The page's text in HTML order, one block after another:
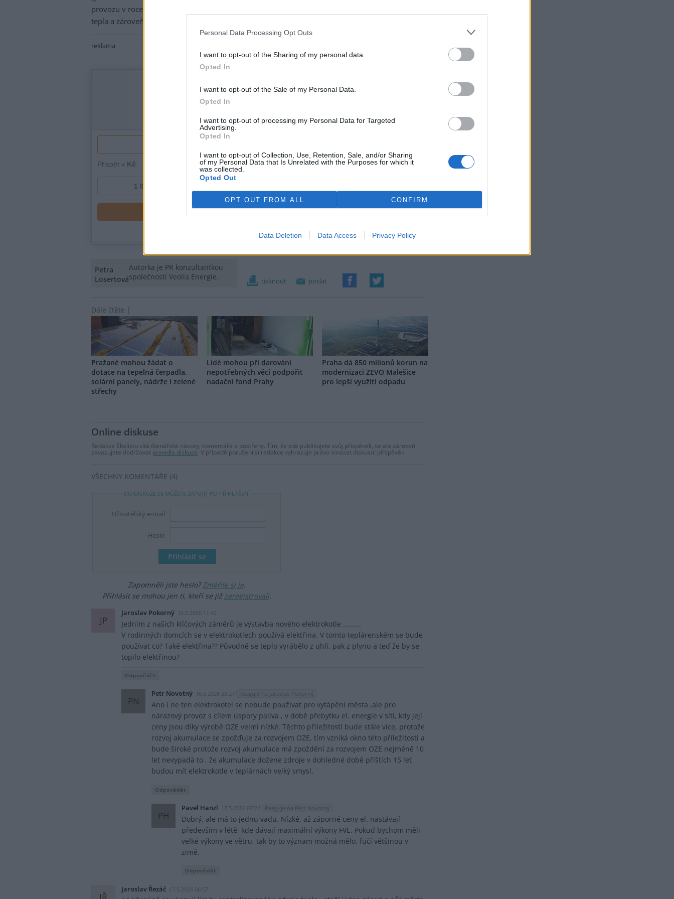
Personal Data Processing Opt Outs
I want to opt-out of the Sharing of my personal data.
Opted In
I want to opt-out of the Sale of my Personal Data.
Opted In
I want to opt-out of processing my Personal Data for Targeted
Advertising.
Opted In
I want to opt-out of Collection, Use, Retention, Sale, and/or Sharing
of my Personal Data that Is Unrelated with the Purposes for which it
was collected.
Opted Out
OPT OUT FROM ALL CONFIRM
Data Deletion Data Access Privacy Policy
provozu v roce 2027. Díky němu bychom byli schopni pružněji reagovat na potřeby odběratelů
tepla a zároveň dál snižovat dopady provozu teplárny na životní prostředí,“ dodal Michal Jirman.
reklama
Petra
Losertová
Autorka je PR konzultantkou
společnosti Veolia Energie.
tisknout poslat
Dále čtěte |
Pražané mohou žádat o
dotace na tepelná čerpadla,
solární panely, nádrže i zelené
střechy
Lidé mohou při darování
nepotřebných věcí podpořit
nadační fond Prahy
Praha dá 850 milionů korun na
modernizaci ZEVO Malešice
pro lepší využití odpadu
Online diskuse
Redakce Ekolistu vítá čtenářské názory, komentáře a postřehy. Tím, že zde publikujete svůj příspěvek, se ale zároveň
zavazujete dodržovat pravidla diskuse . V případě porušení si redakce vyhrazuje právo smazat diskusní příspěvěk
VŠECHNY KOMENTÁŘE (4)
DO DISKUZE SE MŮŽETE ZAPOJIT PO PŘIHLÁŠENÍ
Uživatelský e-mail
Heslo
Zapomněli jste heslo?Změňte si je.
Přihlásit se mohou jen ti, kteří se již zaregistrovali.
JP
Jaroslav Pokorný 16.5.2026 11:42
Jedním z našich klíčových záměrů je výstavba nového elektrokotle .........
V rodinných domcích se v elektrokotlech používá elektřina. V tomto teplárenském se bude
používat co? Také elektřina?? Původně se teplo vyrábělo z uhlí, pak z plynu a teď že by se
topilo elektřinou?
Odpovědět
PN
Petr Novotný 16.5.2026 23:27 Reaguje na Jaroslav Pokorný
Ano i ne ten elektrokotel se nebude používat pro vytápění města ,ale pro
nárazový provoz s cílem úspory paliva , v době přebytku el. energie v síti, kdy její
ceny jsou díky výrobě OZE velmi nízké. Těchto příležitostí bude stále více, protože
rozvoj akumulace se zpožďuje za rozvojem OZE, tím vzniká okno této příležitosti a
bude široké protože rozvoj akumulace má zpoždění za rozvojem OZE nejméně 10
let nevypadá to , že akumulace dožene zdroje v dohledné době příštích 15 let
budou mít elektrokotle v teplárnách velký smysl.
Odpovědět
PH
Pavel Hanzl 17.5.2026 07:22 Reaguje na Petr Novotný
Dobrý, ale má to jednu vadu. Nízké, až záporné ceny el. nastávají
především v létě, kde dávají maximální výkony FVE. Pokud bychom měli
velké výkony ve větru, tak by to význam možná mělo, fučí většinou v
zimě.
Odpovědět
JŘ
Jaroslav Řezáč 17.5.2026 06:57